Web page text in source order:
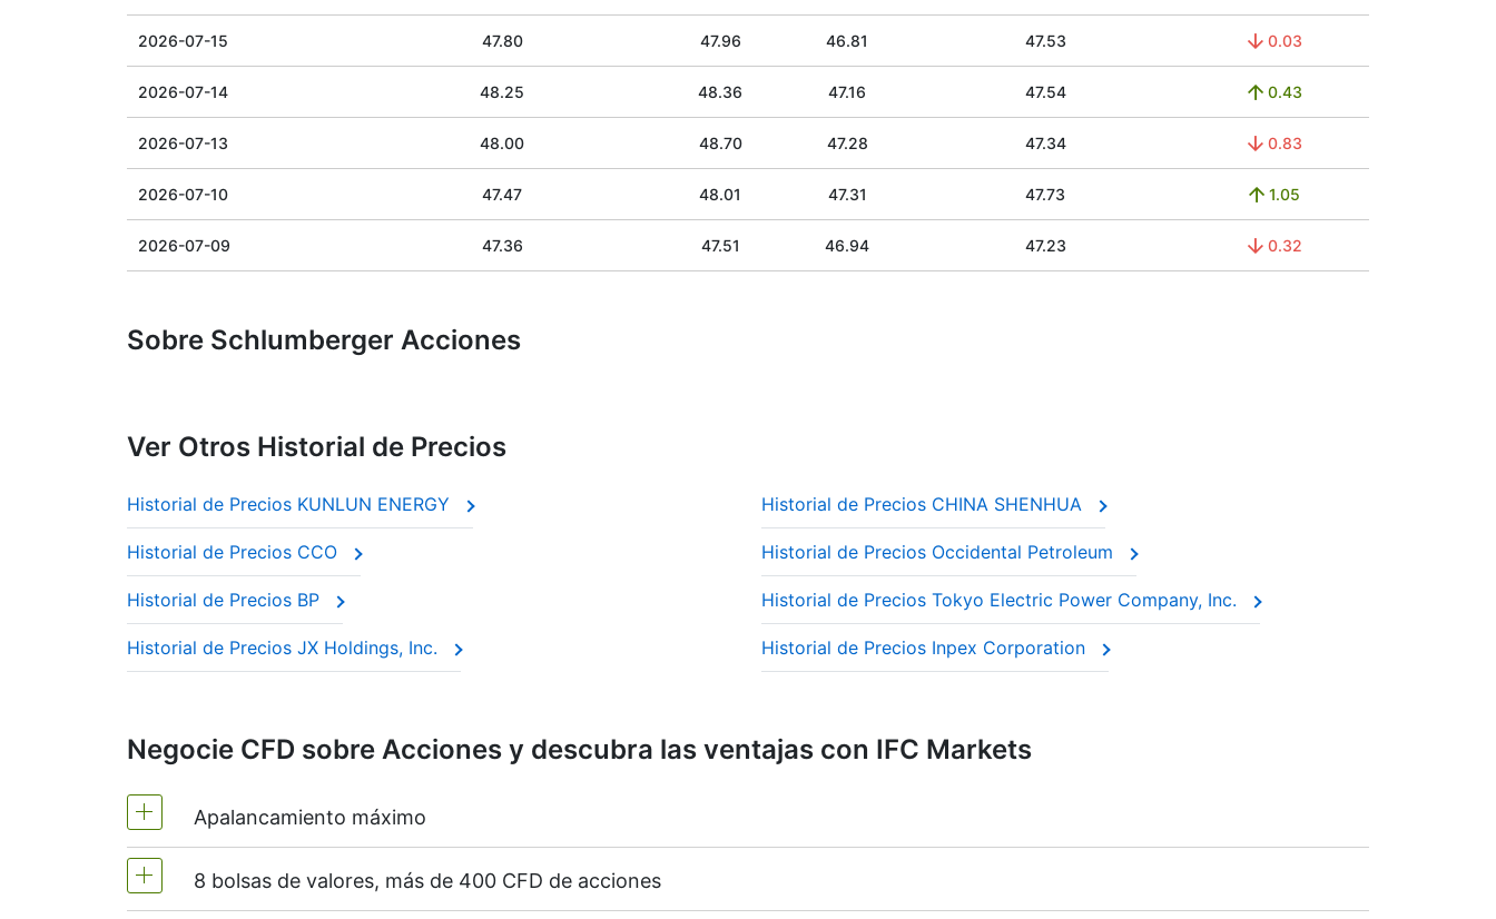
2026-07-15 47.80 47.96 46.81 47.53 0.03
2026-07-14 48.25 48.36 47.16 47.54 0.43
2026-07-13 48.00 48.70 47.28 47.34 0.83
2026-07-10 47.47 48.01 47.31 47.73 1.05
2026-07-09 47.36 47.51 46.94 47.23 0.32
Sobre Schlumberger Acciones
Ver Otros Historial de Precios
Historial de Precios KUNLUN ENERGY Historial de Precios CHINA SHENHUA
Historial de Precios CCO Historial de Precios Occidental Petroleum
Historial de Precios BP Historial de Precios Tokyo Electric Power Company, Inc.
Historial de Precios JX Holdings, Inc. Historial de Precios Inpex Corporation
Negocie CFD sobre Acciones y descubra las ventajas con IFC Markets
Apalancamiento máximo
MT4 y MT5 - 1:20 (margen 5%)
8 bolsas de valores, más de 400 CFD de acciones